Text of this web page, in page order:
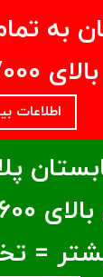
به
تومان
اطلاعات
=